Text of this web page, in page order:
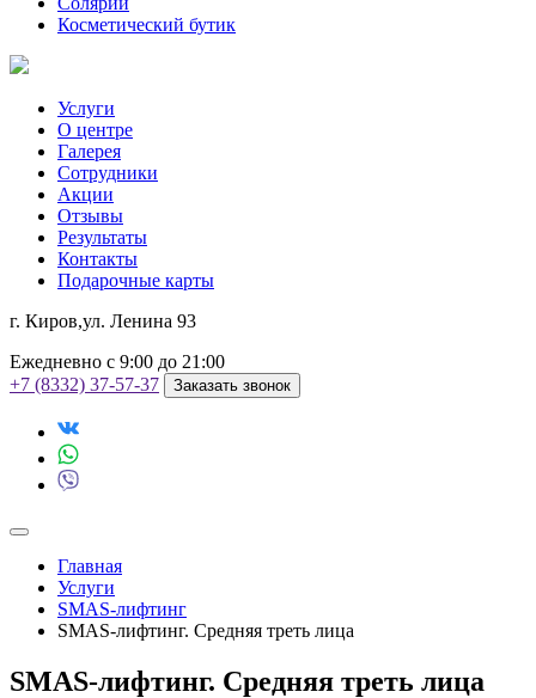
Косметический бутик
Услуги
О центре
Галерея
Сотрудники
Акции
Отзывы
Результаты
Контакты
Подарочные карты
г. Киров,ул. Ленина 93
Ежедневно с 9:00 до 21:00
+7 (8332) 37-57-37
Заказать звонок
Главная
Услуги
SMAS-лифтинг
SMAS-лифтинг. Средняя треть лица
SMAS-лифтинг. Средняя треть лица